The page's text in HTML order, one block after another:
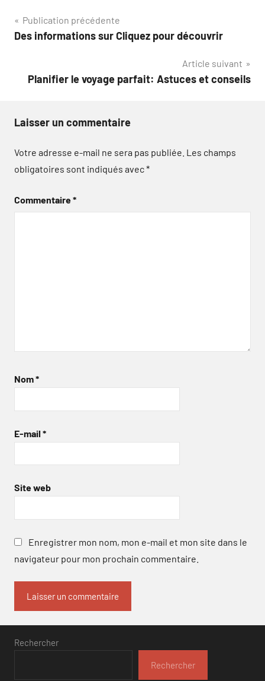
Navigation
de
Publication précédente
Des informations sur Cliquez pour découvrir
Article suivant
Planifier le voyage parfait: Astuces et conseils
Laisser un commentaire
Votre adresse e-mail ne sera pas publiée. Les champs
obligatoires sont indiqués avec*
Commentaire*
Nom*
E-mail *
Site web
Enregistrer mon nom, mon e-mail et mon site dans le
navigateur pour mon prochain commentaire.
Rechercher
Rechercher